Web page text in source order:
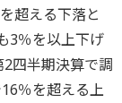
超える下落と
3％を以上下げ
四半期決算で調
％を超える上